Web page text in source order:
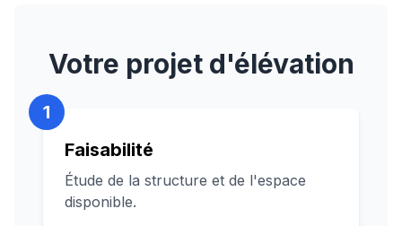
Votre projet d'élévation
1
Faisabilité
Étude de la structure et de l'espace
disponible.